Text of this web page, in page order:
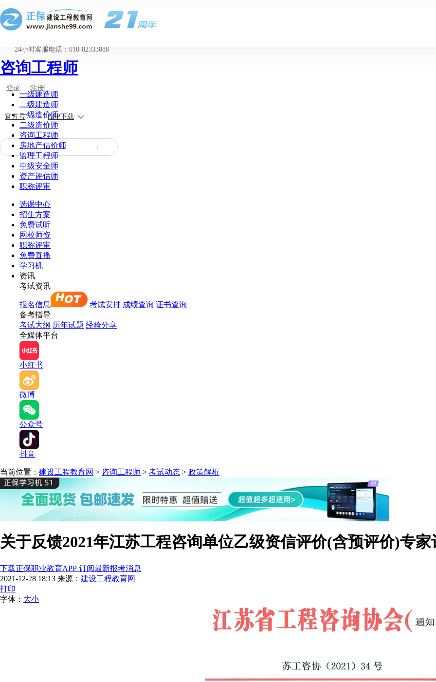
24小时客服电话：010-82333888
登录 注册
官方号 APP下载
咨询工程师
一级建造师
二级建造师
一级造价师
二级造价师
咨询工程师
房地产估价师
监理工程师
中级安全师
资产评估师
职称评审
选课中心
招生方案
免费试听
网校师资
职称评审
免费直播
学习机
资讯
考试资讯
报名信息 考试安排 成绩查询 证书查询
备考指导
考试大纲 历年试题 经验分享
全媒体平台
小红书
微博
公众号
抖音
当前位置： 建设工程教育网 > 咨询工程师 > 考试动态 > 政策解析
关于反馈2021年江苏工程咨询单位乙级资信评价(含预评价)专
下载正保职业教育APP 订阅最新报考消息
2021-12-28 18:13 来源： 建设工程教育网
打印
字体： 大小